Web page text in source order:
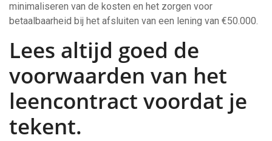
minimaliseren van de kosten en het zorgen voor
betaalbaarheid bij het afsluiten van een lening van €50.000.
Lees altijd goed de
voorwaarden van het
leencontract voordat je
tekent.